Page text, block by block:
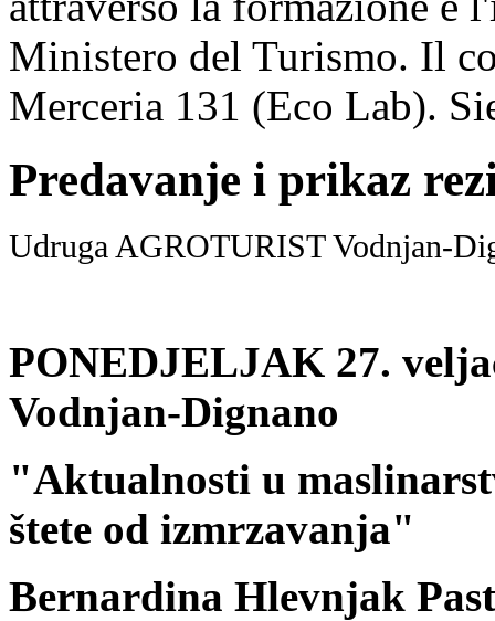
Ministero del Turismo. Il
Merceria 131 (Eco Lab).
Predavanje i prikaz
Udruga AGROTURIST Vodnjan-
PONEDJELJAK 27.
Vodnjan-Dignano
"Aktualnosti u
štete od izmrzavanja"
Bernardina Hlevnjak